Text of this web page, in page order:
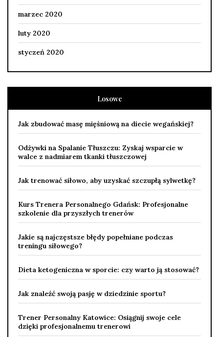
marzec 2020
luty 2020
styczeń 2020
Losowe
Jak zbudować masę mięśniową na diecie wegańskiej?
Odżywki na Spalanie Tłuszczu: Zyskaj wsparcie w
walce z nadmiarem tkanki tłuszczowej
Jak trenować siłowo, aby uzyskać szczupłą sylwetkę?
Kurs Trenera Personalnego Gdańsk: Profesjonalne
szkolenie dla przyszłych trenerów
Jakie są najczęstsze błędy popełniane podczas
treningu siłowego?
Dieta ketogeniczna w sporcie: czy warto ją stosować?
Jak znaleźć swoją pasję w dziedzinie sportu?
Trener Personalny Katowice: Osiągnij swoje cele
dzięki profesjonalnemu trenerowi